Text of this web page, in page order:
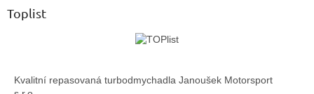
Toplist
Kvalitní repasovaná turbodmychadla Janoušek Motorsport